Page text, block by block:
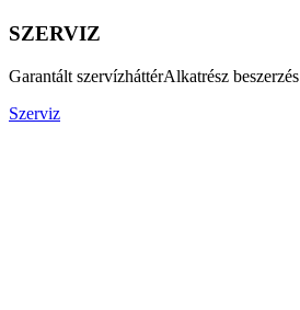
SZERVIZ
Garantált szervízháttérAlkatrész beszerzés
Szerviz